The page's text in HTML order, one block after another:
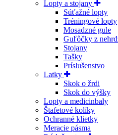
Lopty a stojany
Súťažné lopty
Tréningové lopty
Mosadzné gule
Guľôčky z
Stojany
Tašky
Príslušenstvo
Latky
Skok o žrdi
Skok do výšky
Lopty a medicinbaly
Štafetové kolíky
Ochranné klietky
Meracie pásma